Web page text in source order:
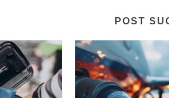
POST